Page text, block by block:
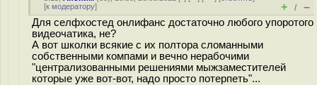
[к модератору] + / –
Для селфхостед онлифанс достаточно любого упоротого
видеочатика, не?
А вот школки всякие с их полтора сломанными
собственными компами и вечно нерабочими
"централизованными решениями мыжзаместителей
которые уже вот-вот, надо просто потерпеть"...